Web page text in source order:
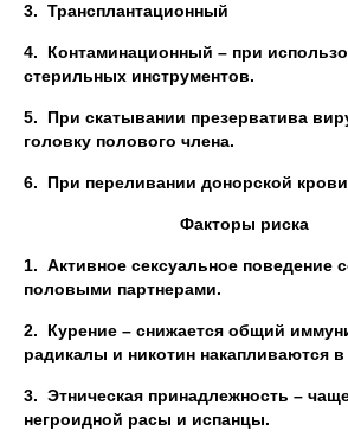
3. Трансплантационный
4. Контаминационный – при
стерильных инструментов.
5. При скатывании презерватива
головку полового члена.
6. При переливании донорской
Факторы риска
1. Активное сексуальное поведение
половыми партнерами.
2. Курение – снижается общий
радикалы и никотин накапливаются
3. Этническая принадлежность –
негроидной расы и испанцы.